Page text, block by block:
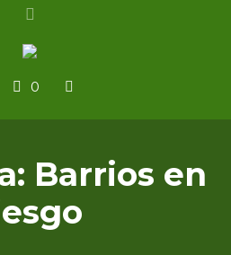
0
Barrios en